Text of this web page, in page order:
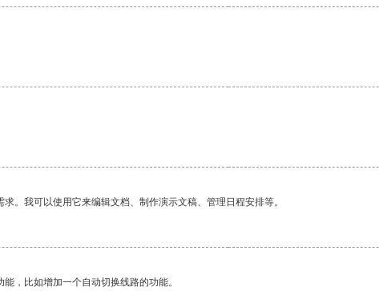
。我可以使用它来编辑文档、制作演示文稿、管理日程安排等。
，比如增加一个自动切换线路的功能。